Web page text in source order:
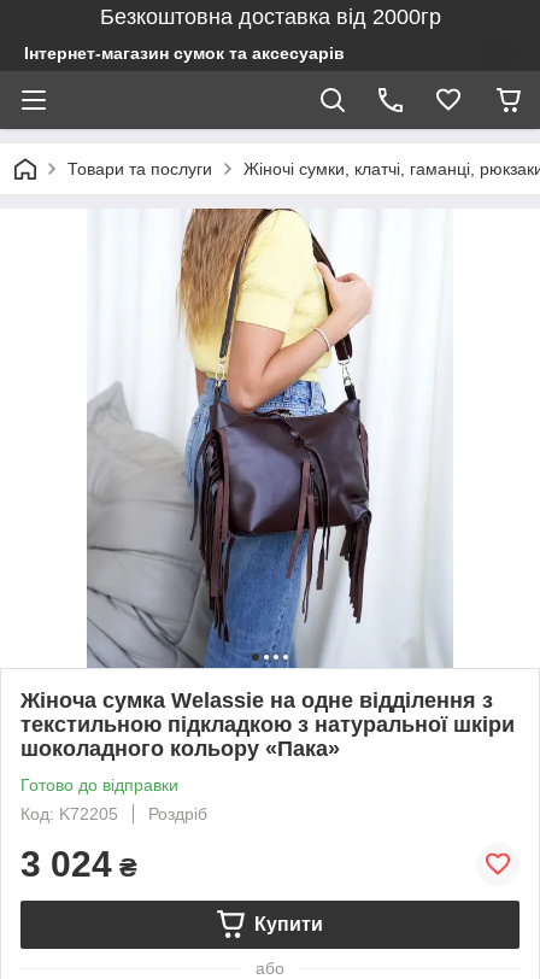
Безкоштовна доставка від 2000гр
Інтернет-магазин сумок та аксесуарів
Товари та послуги Жіночі сумки, клатчі, гаманці,
Жіноча сумка Welassie на одне відділення з
текстильною підкладкою з натуральної шкіри
шоколадного кольору «Пака»
Готово до відправки
Код: K72205
Роздріб
3 024 ₴
Купити
або